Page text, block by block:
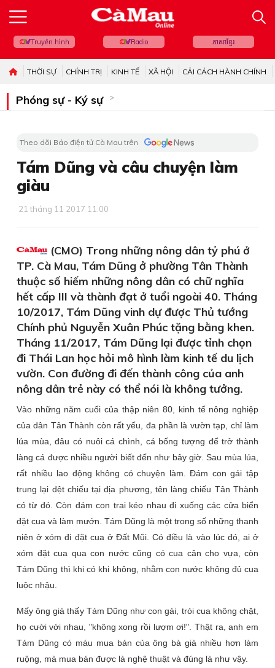
Truyền hình Radio ភាសាខ្មែរ
THỜI SỰ CHÍNH TRỊ KINH TẾ XÃ HỘI CẢI CÁCH HÀNH CHÍNH
Phóng sự - Ký sự
Theo dõi Báo điện tử Cà Mau trên
Tám Dũng và câu chuyện làm
giàu
21 tháng 11 2017 11:00
(CMO) Trong những nông dân tỷ phú ở
TP. Cà Mau, Tám Dũng ở phường Tân Thành
thuộc số hiếm những nông dân có chữ nghĩa
hết cấp III và thành đạt ở tuổi ngoài 40. Tháng
10/2017, Tám Dũng vinh dự được Thủ tướng
Chính phủ Nguyễn Xuân Phúc tặng bằng khen.
Tháng 11/2017, Tám Dũng lại được tỉnh chọn
đi Thái Lan học hỏi mô hình làm kinh tế du lịch
vườn. Con đường đi đến thành công của anh
nông dân trẻ này có thể nói là không tưởng.
Vào những năm cuối của thập niên 80, kinh tế nông nghiệp
của dân Tân Thành còn rất yếu, đa phần là vườn tạp, chỉ làm
lúa mùa, đâu có nuôi cá chình, cá bống tượng để trở thành
làng cá được nhiều người biết đến như bây giờ. Sau mùa lúa,
rất nhiều lao động không có chuyện làm. Đám con gái tập
trung lại dệt chiếu tại địa phương, tên làng chiếu Tân Thành
có từ đó. Còn đám con trai kéo nhau đi xuống các cửa biển
đặt cua và làm mướn. Tám Dũng là một trong số những thanh
niên ở xóm đi đặt cua ở Đất Mũi. Có điều là vào lúc đó, ai ở
xóm đặt cua qua con nước cũng có cua cân cho vựa, còn
Tám Dũng thì khi có khi không, nhằm con nước không đủ cua
luộc nhậu.
Mấy ông già thấy Tám Dũng như con gái, trói cua không chặt,
họ cười với nhau, "không xong rồi lượm ơi!". Thật ra, anh em
Tám Dũng có máu mua bán của ông bà già nhiều hơn làm
ruộng, mà mua bán được là nghệ thuật và đúng là như vậy.